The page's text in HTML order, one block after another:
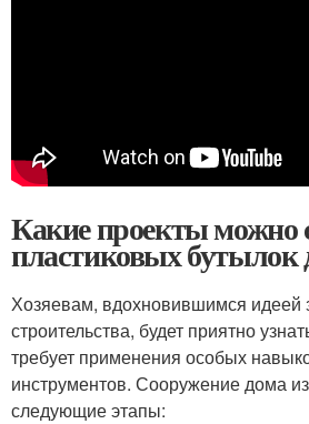
Какие проекты можно
пластиковых бутылок
Хозяевам, вдохновившимся идеей
строительства, будет приятно
требует применения особых
инструментов. Сооружение дома
следующие этапы: